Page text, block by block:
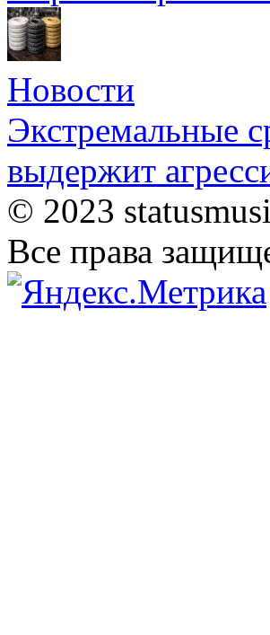
Новости
Экстремальные
выдержит
© 2023
Все права